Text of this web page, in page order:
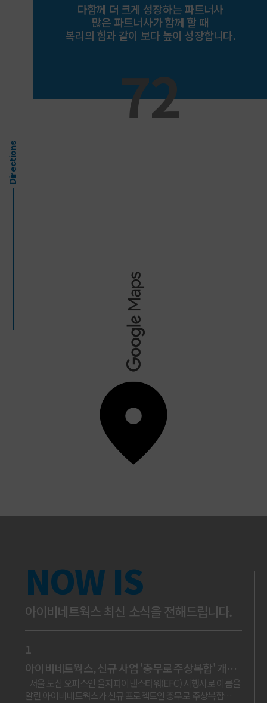
다함께 더 크게 성장하는 파트너사
많은 파트너사가 함께 할 때
복리의 힘과 같이 보다 높이 성장합니다.
72
Directions
NOW IS
아이비네트웍스 최신 소식을 전해드립니다.
1
아이비네트웍스, 신규 사업 '충무로 주상복합' 개발
착수
서울 도심 오피스인 을지파이낸스타워(EFC) 시행사로 이름을
알린 아이비네트웍스가 신규 프로젝트인 충무로 주상복합